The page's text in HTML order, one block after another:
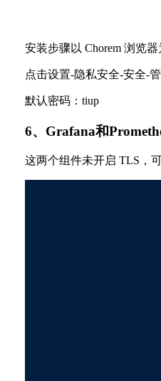
安装步骤以 Chorem 浏览器
点击设置-隐私安全-安全-
默认密码：tiup
6、Grafana和
这两个组件未开启 TLS，